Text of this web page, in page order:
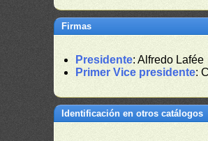
Firmas
Presidente: Alfredo Lafée
Primer Vice presidente:
Identificación en otros catálogos